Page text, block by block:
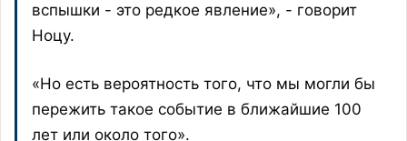
вспышки - это редкое явление», - говорит
Ноцу.
«Но есть вероятность того, что мы могли бы
пережить такое событие в ближайшие 100
лет или около того».